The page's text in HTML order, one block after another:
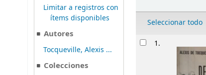
Limitar a registros con
ítems disponibles
Autores
Tocqueville, Alexis ...
Colecciones
Seleccionar todo
Resultados
1.